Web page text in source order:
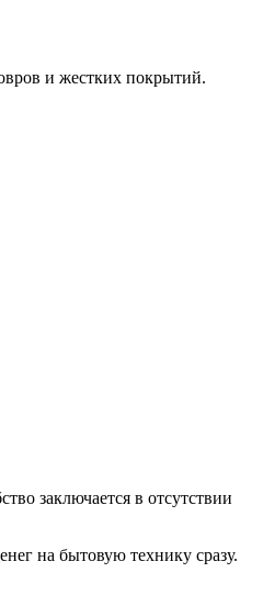
и жестких покрытий.
заключается в отсутствии
на бытовую технику сразу.